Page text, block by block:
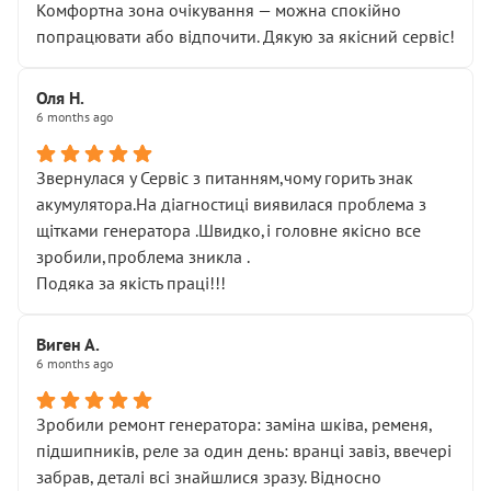
Комфортна зона очікування — можна спокійно
попрацювати або відпочити. Дякую за якісний сервіс!
Оля Н.
6 months ago
Звернулася у Сервіс з питанням,чому горить знак
акумулятора.На діагностиці виявилася проблема з
щітками генератора .Швидко,і головне якісно все
зробили,проблема зникла .
Подяка за якість праці!!!
Виген А.
6 months ago
Зробили ремонт генератора: заміна шківа, ременя,
підшипників, реле за один день: вранці завіз, ввечері
забрав, деталі всі знайшлися зразу. Відносно